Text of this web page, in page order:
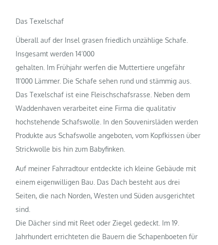
Das Texelschaf
Überall auf der Insel grasen friedlich unzählige Schafe.
Insgesamt werden 14’000
gehalten. Im Frühjahr werfen die Muttertiere ungefähr
11’000 Lämmer. Die Schafe sehen rund und stämmig aus.
Das Texelschaf ist eine Fleischschafsrasse. Neben dem
Waddenhaven verarbeitet eine Firma die qualitativ
hochstehende Schafswolle. In den Souvenirsläden werden
Produkte aus Schafswolle angeboten, vom Kopfkissen über
Strickwolle bis hin zum Babyfinken.
Auf meiner Fahrradtour entdeckte ich kleine Gebäude mit
einem eigenwilligen Bau. Das Dach besteht aus drei
Seiten, die nach Norden, Westen und Süden ausgerichtet
sind.
Die Dächer sind mit Reet oder Ziegel gedeckt. Im 19.
Jahrhundert errichteten die Bauern die Schapenboeten für